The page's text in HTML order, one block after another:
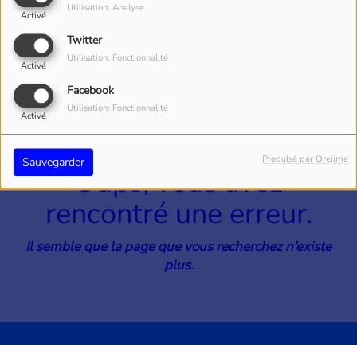
Activé
Utilisation: Analyse
Twitter
Activé
Utilisation: Fonctionnalité
Facebook
Activé
Utilisation: Fonctionnalité
Sauvegarder Propulsé par Orejime
Oups, vous avez
rencontré une erreur.
Il semble que la page que vous recherchez n’existe
plus.